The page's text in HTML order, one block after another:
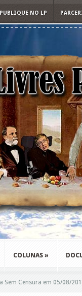
PUBLIQUE NO LP
COLUNAS »
Sem Censura em 05/08/